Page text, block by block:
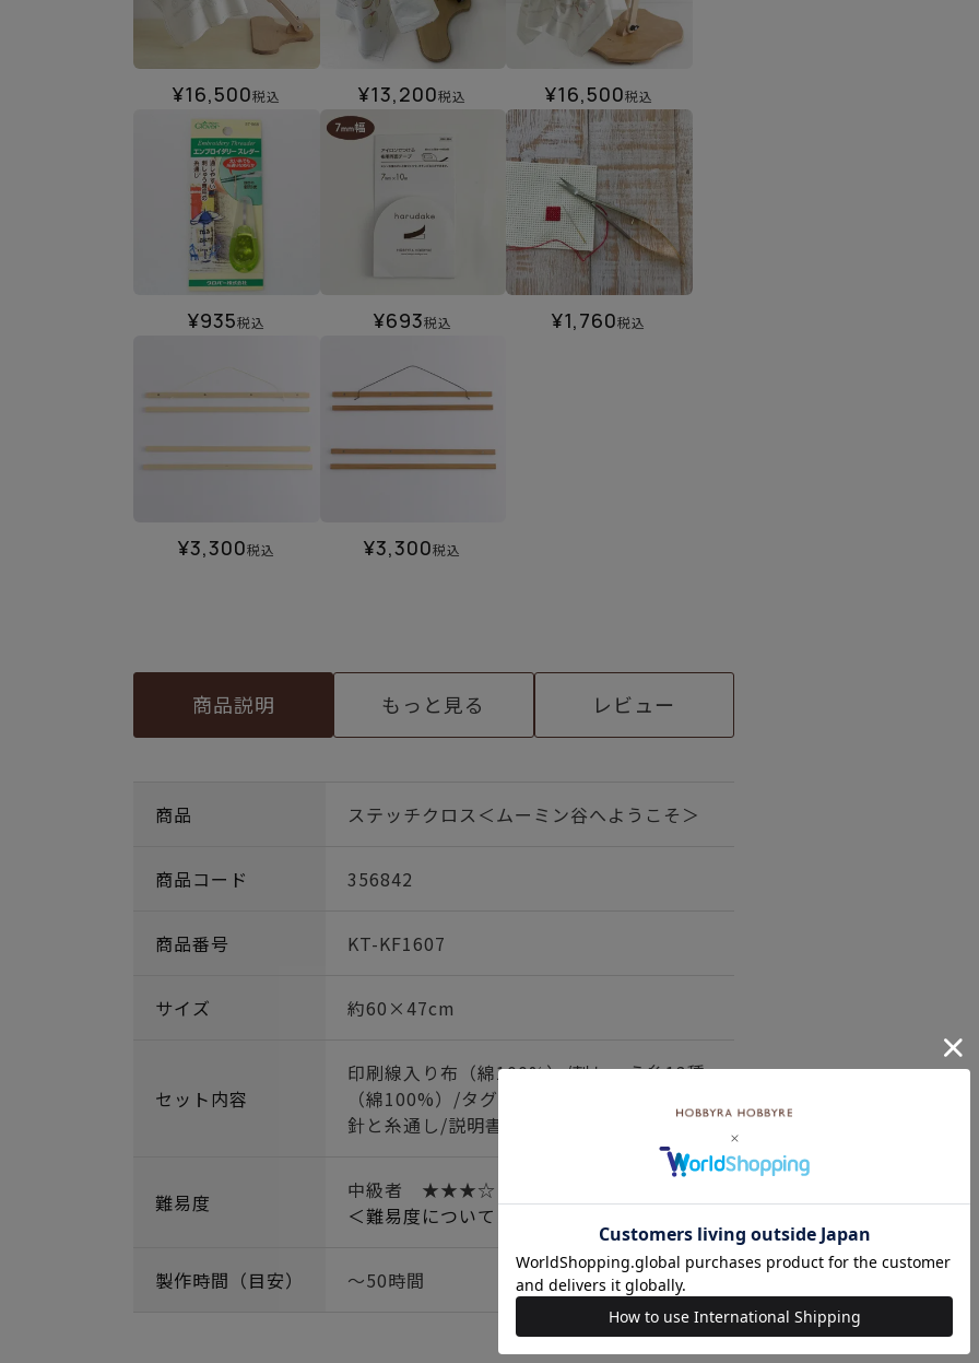
¥16,500税込 ¥13,200税込 ¥16,500税込
¥935税込 ¥693税込 ¥1,760税込
¥3,300税込 ¥3,300税込
商品説明 もっと見る レビュー
商品 ステッチクロス＜ムーミン谷へようこそ＞
商品コード 356842
商品番号 KT-KF1607
サイズ 約60×47cm
セット内容
印刷線入り布（綿100%）/刺しゅう糸13種
（綿100%）/タグ（ポリエステル100%）/
針と糸通し/説明書2種
難易度
中級者 ★★★☆
＜難易度について＞詳しくはこちら
製作時間（目安） ～50時間